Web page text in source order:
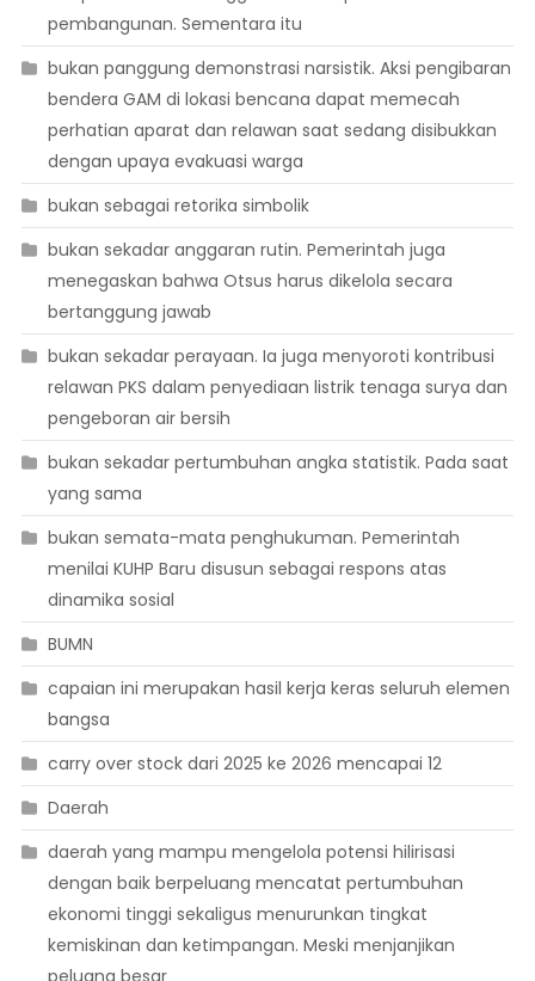
pembangunan. Sementara itu
bukan panggung demonstrasi narsistik. Aksi pengibaran
bendera GAM di lokasi bencana dapat memecah
perhatian aparat dan relawan saat sedang disibukkan
dengan upaya evakuasi warga
bukan sebagai retorika simbolik
bukan sekadar anggaran rutin. Pemerintah juga
menegaskan bahwa Otsus harus dikelola secara
bertanggung jawab
bukan sekadar perayaan. Ia juga menyoroti kontribusi
relawan PKS dalam penyediaan listrik tenaga surya dan
pengeboran air bersih
bukan sekadar pertumbuhan angka statistik. Pada saat
yang sama
bukan semata-mata penghukuman. Pemerintah
menilai KUHP Baru disusun sebagai respons atas
dinamika sosial
BUMN
capaian ini merupakan hasil kerja keras seluruh elemen
bangsa
carry over stock dari 2025 ke 2026 mencapai 12
Daerah
daerah yang mampu mengelola potensi hilirisasi
dengan baik berpeluang mencatat pertumbuhan
ekonomi tinggi sekaligus menurunkan tingkat
kemiskinan dan ketimpangan. Meski menjanjikan
peluang besar